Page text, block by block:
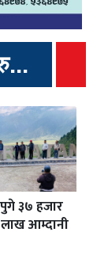
३७ हजार
आम्दानी